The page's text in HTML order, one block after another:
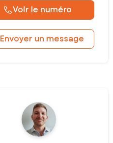
Voir le numéro
Envoyer un message